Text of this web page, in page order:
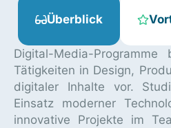
Überblick
Digital-Media-
Tätigkeiten in Design,
digitaler Inhalte vor.
Einsatz moderner
innovative Projekte im